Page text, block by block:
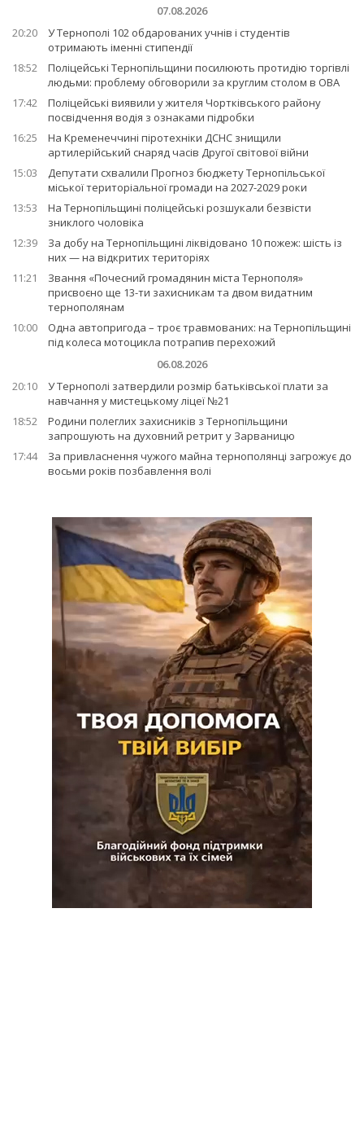
07.08.2026
20:20
У Тернополі 102 обдарованих учнів і студентів
отримають іменні стипендії
18:52
Поліцейські Тернопільщини посилюють протидію торгівлі
людьми: проблему обговорили за круглим столом в ОВА
17:42
Поліцейські виявили у жителя Чортківського району
посвідчення водія з ознаками підробки
16:25
На Кременеччині піротехніки ДСНС знищили
артилерійський снаряд часів Другої світової війни
15:03
Депутати схвалили Прогноз бюджету Тернопільської
міської територіальної громади на 2027-2029 роки
13:53
На Тернопільщині поліцейські розшукали безвісти
зниклого чоловіка
12:39
За добу на Тернопільщині ліквідовано 10 пожеж: шість із
них — на відкритих територіях
11:21
Звання «Почесний громадянин міста Тернополя»
присвоєно ще 13-ти захисникам та двом видатним
тернополянам
10:00
Одна автопригода – троє травмованих: на Тернопільщині
під колеса мотоцикла потрапив перехожий
06.08.2026
20:10
У Тернополі затвердили розмір батьківської плати за
навчання у мистецькому ліцеї №21
18:52
Родини полеглих захисників з Тернопільщини
запрошують на духовний ретрит у Зарваницю
17:44
За привласнення чужого майна тернополянці загрожує до
восьми років позбавлення волі